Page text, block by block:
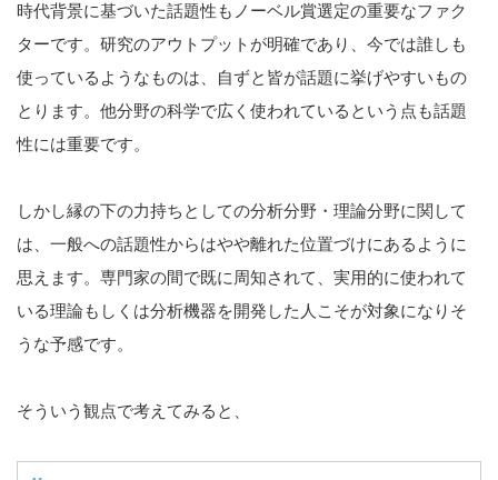
時代背景に基づいた話題性もノーベル賞選定の重要なファク
ターです。研究のアウトプットが明確であり、今では誰しも
使っているようなものは、自ずと皆が話題に挙げやすいもの
とります。他分野の科学で広く使われているという点も話題
性には重要です。
しかし縁の下の力持ちとしての分析分野・理論分野に関して
は、一般への話題性からはやや離れた位置づけにあるように
思えます。専門家の間で既に周知されて、実用的に使われて
いる理論もしくは分析機器を開発した人こそが対象になりそ
うな予感です。
そういう観点で考えてみると、